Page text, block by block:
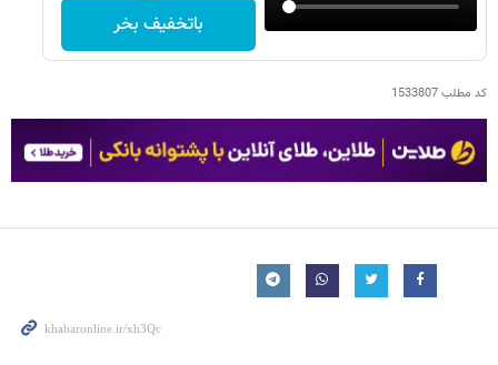
باتخفیف بخر
کد مطلب1533807